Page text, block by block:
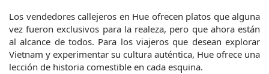
Los vendedores callejeros en Hue ofrecen platos que alguna
vez fueron exclusivos para la realeza, pero que ahora están
al alcance de todos. Para los viajeros que desean explorar
Vietnam y experimentar su cultura auténtica, Hue ofrece una
lección de historia comestible en cada esquina.